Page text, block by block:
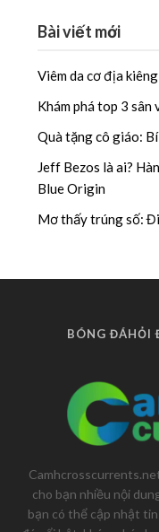
Bài viết mới
Viêm da cơ địa
Khám phá top 3
Quà tặng cô giáo:
Jeff Bezos là ai?
Blue Origin
Mơ thấy trúng số:
BÓNG ĐÁHỎI
cho bạn nhiều nội
bạn có thể cập nhật